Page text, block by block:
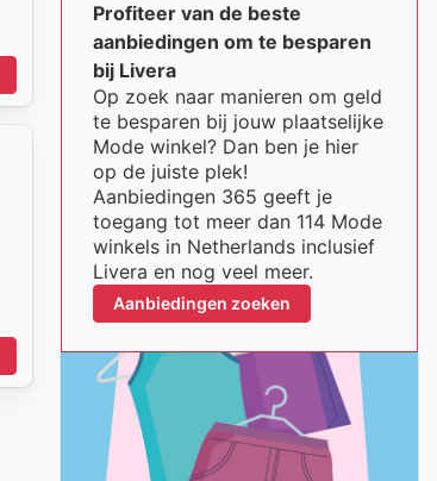
Profiteer van de beste
aanbiedingen om te besparen
bij Livera
Op zoek naar manieren om geld
te besparen bij jouw plaatselijke
Mode winkel? Dan ben je hier
op de juiste plek!
Aanbiedingen 365 geeft je
toegang tot meer dan 114 Mode
winkels in Netherlands inclusief
Livera en nog veel meer.
Aanbiedingen zoeken